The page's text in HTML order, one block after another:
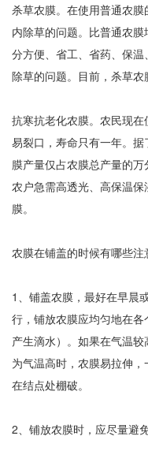
杀草农膜。在使用普通农
内除草的问题。比普通农
分方便、省工、省药、保
除草的问题。目前，杀草农
抗寒抗老化农膜。农民现在
易裂口，寿命只有一年。
膜产量仅占农膜总产量的
农户急需高透光、高保温
膜。
农膜在铺盖的时候有哪些注
1、铺盖农膜，最好在早晨
行，铺放农膜应均匀地在
产生滴水）。如果在气温
为气温高时，农膜易拉伸
在结点处棚破。
2、铺放农膜时，应尽量避